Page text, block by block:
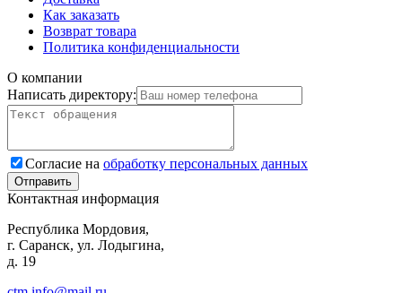
Как заказать
Возврат товара
Политика конфиденциальности
О компании
Написать директору:
Согласие на обработку персональных данных
Контактная информация
Республика Мордовия,
г. Саранск, ул. Лодыгина,
д. 19